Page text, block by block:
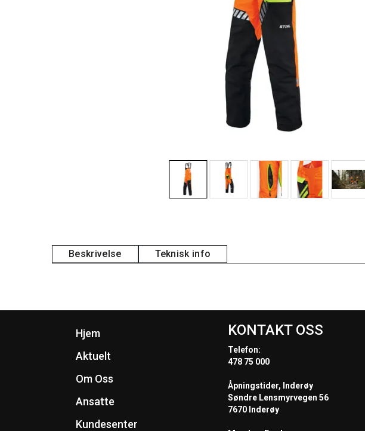
Beskrivelse Teknisk info
Hjem
Aktuelt
Om Oss
Ansatte
Kundesenter
KONTAKT OSS
Telefon:
478 75 000
Åpningstider, Inderøy
Søndre Lensmyrvegen 56
7670 Inderøy